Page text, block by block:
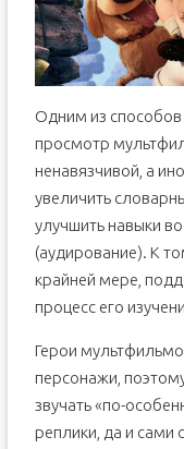
Заключение
Одним из способов
просмотр
ненавязчивой, а
увеличить
улучшить навыки
(аудирование). К
крайней мере,
процесс его
Герои
персонажи,
звучать «по-
реплики, да и сами